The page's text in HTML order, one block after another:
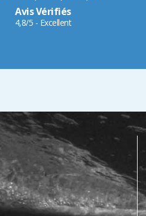
Avis Vérifiés
4,8/5 - Excellent